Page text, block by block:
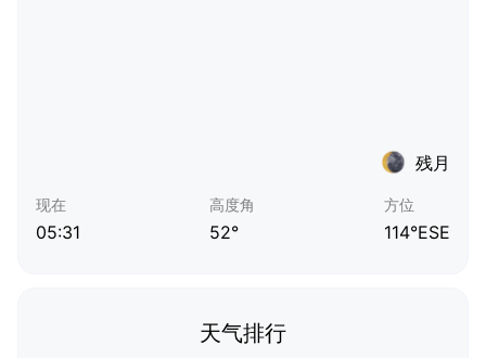
残月
现在
05:31
高度角
52°
方位
114°ESE
天气排行